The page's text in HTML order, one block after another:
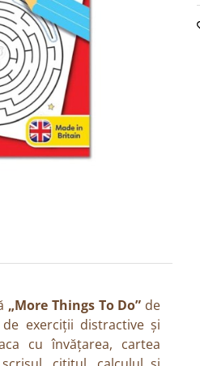
„More Things To Do” de
exerciții distractive și
cu învățarea, cartea